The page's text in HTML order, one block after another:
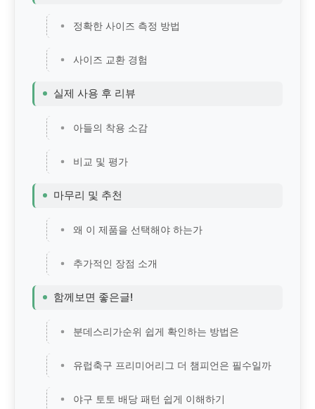
정확한 사이즈 측정 방법
사이즈 교환 경험
실제 사용 후 리뷰
아들의 착용 소감
비교 및 평가
마무리 및 추천
왜 이 제품을 선택해야 하는가
추가적인 장점 소개
함께보면 좋은글!
분데스리가순위 쉽게 확인하는 방법은
유럽축구 프리미어리그 더 챔피언은 필수일까
야구 토토 배당 패턴 쉽게 이해하기